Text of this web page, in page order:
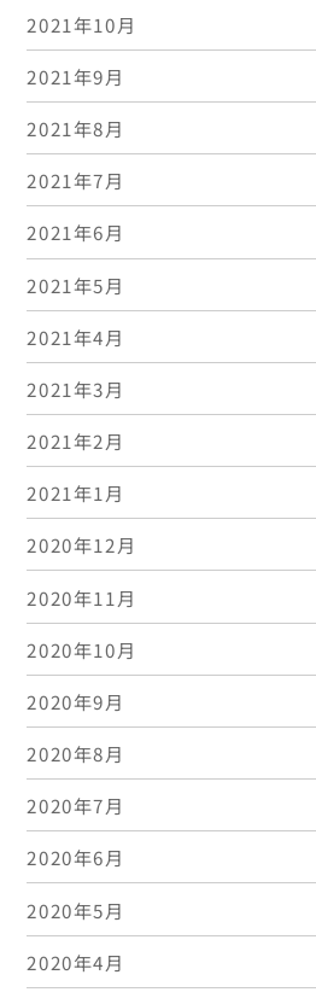
2021年10月
2021年9月
2021年8月
2021年7月
2021年6月
2021年5月
2021年4月
2021年3月
2021年2月
2021年1月
2020年12月
2020年11月
2020年10月
2020年9月
2020年8月
2020年7月
2020年6月
2020年5月
2020年4月